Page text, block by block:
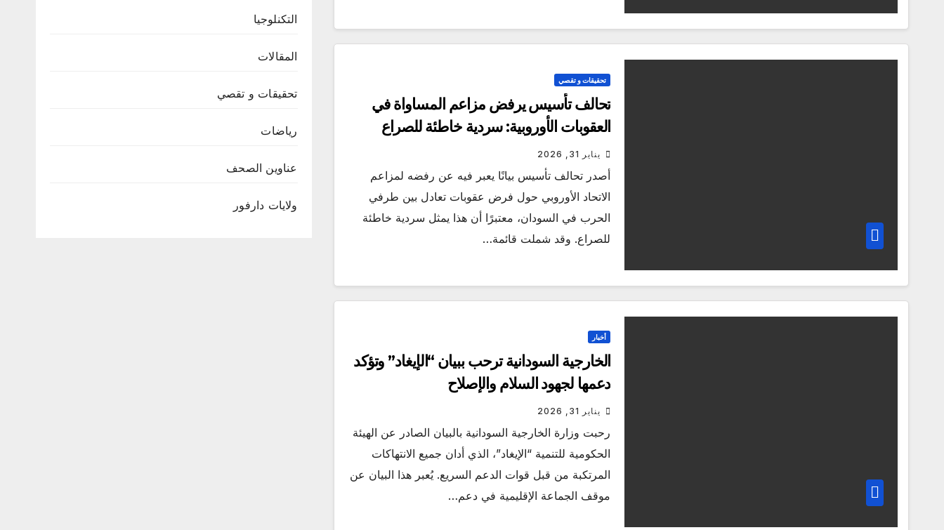
تحقيقات و تقصي
تحالف تأسيس يرفض مزاعم المساواة في
العقوبات الأوروبية: سردية خاطئة للصراع
يناير 31, 2026
أصدر تحالف تأسيس بيانًا يعبر فيه عن رفضه لمزاعم
الاتحاد الأوروبي حول فرض عقوبات تعادل بين طرفي
الحرب في السودان، معتبرًا أن هذا يمثل سردية خاطئة
للصراع. وقد شملت قائمة…
أخبار
الخارجية السودانية ترحب ببيان “الإيغاد” وتؤكد
دعمها لجهود السلام والإصلاح
يناير 31, 2026
رحبت وزارة الخارجية السودانية بالبيان الصادر عن الهيئة
الحكومية للتنمية “الإيغاد”، الذي أدان جميع الانتهاكات
المرتكبة من قبل قوات الدعم السريع. يُعبر هذا البيان عن
موقف الجماعة الإقليمية في دعم…
التكنلوجيا
المقالات
تحقيقات و تقصي
رياضات
عناوين الصحف
ولايات دارفور